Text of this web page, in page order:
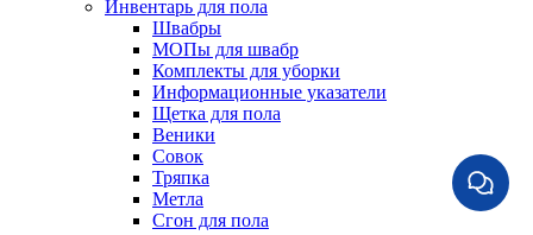
Инвентарь для пола
Швабры
МОПы для швабр
Комплекты для уборки
Информационные указатели
Щетка для пола
Веники
Совок
Тряпка
Метла
Сгон для пола